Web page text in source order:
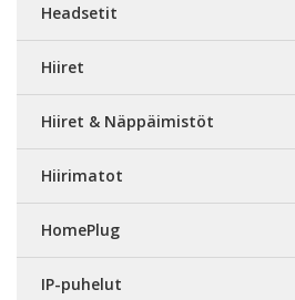
Headsetit
Hiiret
Hiiret & Näppäimistöt
Hiirimatot
HomePlug
IP-puhelut